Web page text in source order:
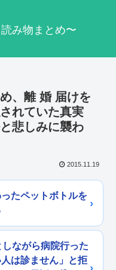
み物まとめ〜
、離 婚 届けを
れていた真実
悲しみに襲わ
2015.11.19
たペットボトルを
ながら病院行った
は診ません」と拒